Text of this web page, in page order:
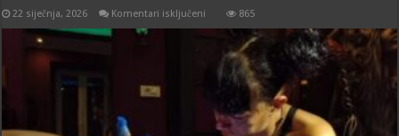
22 siječnja, 2026 Komentari isključeni
dolazi
Felix
Arba!
865